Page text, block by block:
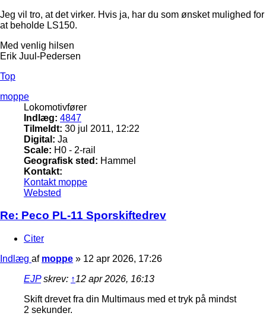
Jeg vil tro, at det virker. Hvis ja, har du som ønsket mulighed for
at beholde LS150.
Med venlig hilsen
Erik Juul-Pedersen
Top
moppe
Lokomotivfører
Indlæg: 4847
Tilmeldt: 30 jul 2011, 12:22
Digital: Ja
Scale: H0 - 2-rail
Geografisk sted: Hammel
Kontakt:
Kontakt moppe
Websted
Re: Peco PL-11 Sporskiftedrev
Citer
Indlæg af moppe » 12 apr 2026, 17:26
EJPskrev: ↑12 apr 2026, 16:13
Skift drevet fra din Multimaus med et tryk på mindst
2 sekunder.